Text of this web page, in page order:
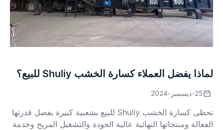
لماذا يفضل العملاء كسارة الخشب Shuliy للبيع؟
25-ديسمبر-2024
تحظى كسارة الخشب Shuliy للبيع بشعبية كبيرة بفضل قدرتها
الفعالة ومنتجاتها النهائية عالية الجودة والتشغيل المريح وخدمة